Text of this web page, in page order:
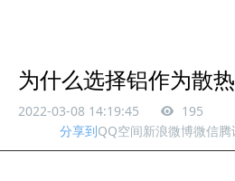
为什么选择铝作为散
2022-03-08 14:19:45
195
分享到QQ空间新浪微博微信腾